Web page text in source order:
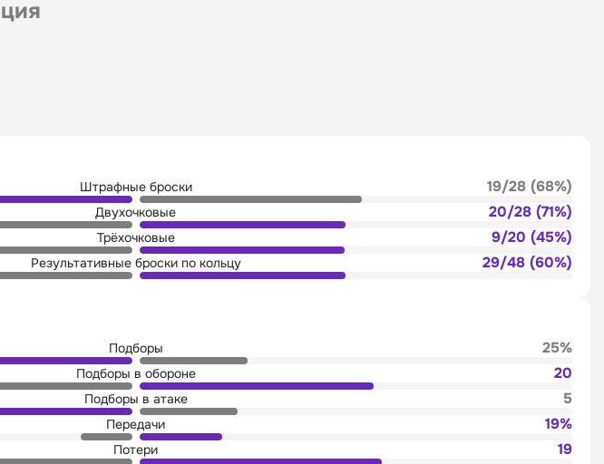
Штрафные броски
19/28 (68%)
Двухочковые
20/28 (71%)
Трёхочковые
9/20 (45%)
Результативные броски по кольцу 29/48 (60%)
Подборы
25%
Подборы в обороне
20
Подборы в атаке
5
Передачи
19%
Потери
19